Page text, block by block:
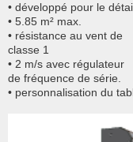
• développé pour le
• 5.85 m² max.
• résistance au vent de
classe 1
• 2 m/s avec régulateur
de fréquence de série.
• personnalisation du